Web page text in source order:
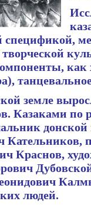
спецификой,
творческой
как
земле
Казаками
Кательников,
Краснов,
людей.